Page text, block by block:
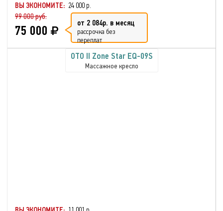
ВЫ ЭКОНОМИТЕ: 24 000 р.
99 000 руб.
75 000 от 2 084р. в месяц
рассрочка без
переплат
OTO II Zone Star EQ-09S
Массажное кресло